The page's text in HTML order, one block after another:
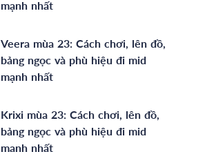
mạnh nhất
Veera mùa 23: Cách chơi, lên đồ,
bảng ngọc và phù hiệu đi mid
mạnh nhất
Krixi mùa 23: Cách chơi, lên đồ,
bảng ngọc và phù hiệu đi mid
mạnh nhất